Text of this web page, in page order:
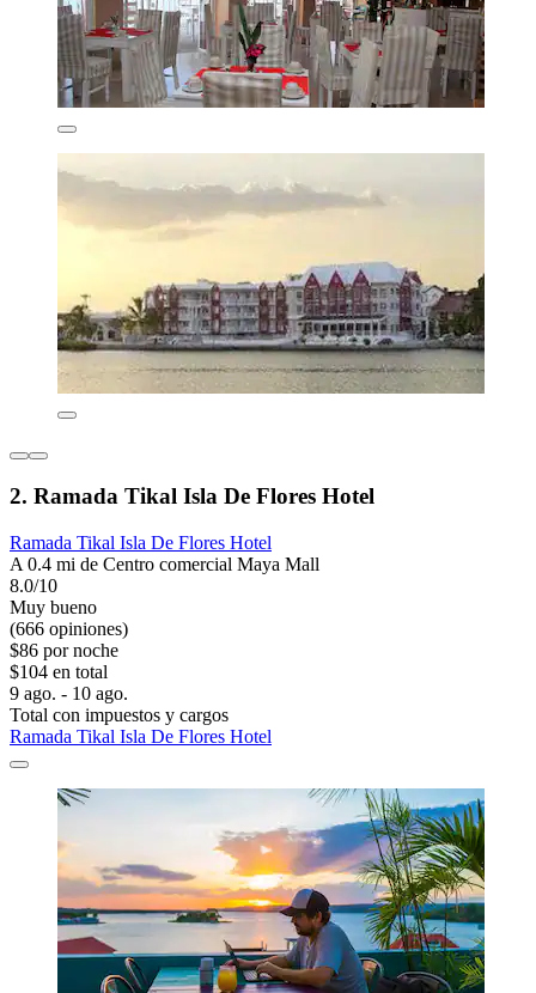
2. Ramada Tikal Isla De Flores Hotel
Ramada Tikal Isla De Flores Hotel
A 0.4 mi de Centro comercial Maya Mall
8.0/10
Muy bueno
(666 opiniones)
$86 por noche
$104 en total
9 ago. - 10 ago.
Total con impuestos y cargos
Ramada Tikal Isla De Flores Hotel